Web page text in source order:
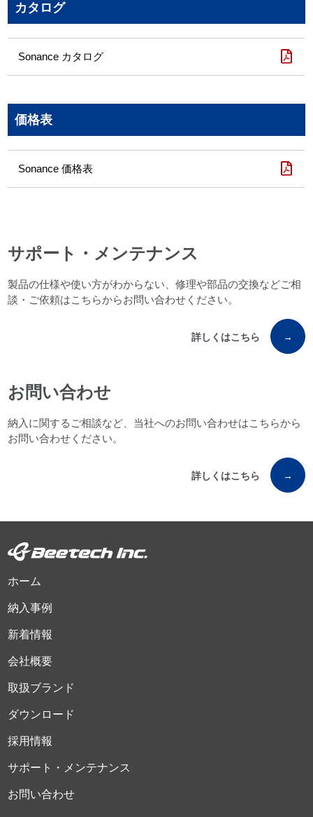
カタログ
Sonance カタログ
価格表
Sonance 価格表
サポート・メンテナンス
製品の仕様や使い方がわからない、修理や部品の交換などご相
談・ご依頼はこちらからお問い合わせください。
詳しくはこちら →
お問い合わせ
納入に関するご相談など、当社へのお問い合わせはこちらから
お問い合わせください。
詳しくはこちら →
ホーム
納入事例
新着情報
会社概要
取扱ブランド
ダウンロード
採用情報
サポート・メンテナンス
お問い合わせ